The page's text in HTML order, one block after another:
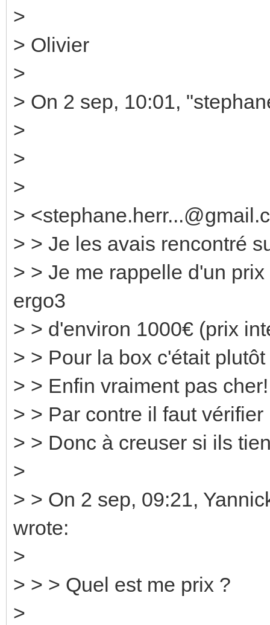
>
> Olivier
>
> On 2 sep, 10:01,
>
>
>
>
> > Je les avais rencontré
> > Je me rappelle d'un
ergo3
> > d'environ 1000€ (prix
> > Pour la box c'était
> > Enfin vraiment pas cher!
> > Par contre il faut
> > Donc à creuser si ils
>
> > On 2 sep, 09:21,
wrote:
>
> > > Quel est me prix ?
>